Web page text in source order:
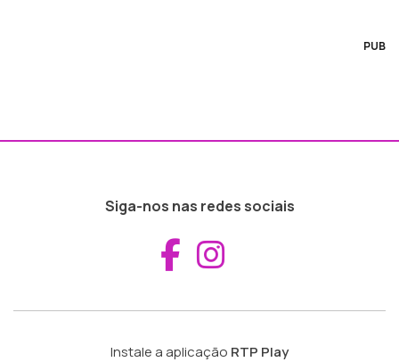
PUB
Siga-nos nas redes sociais
Aceder ao
Instale a aplicação RTP Play